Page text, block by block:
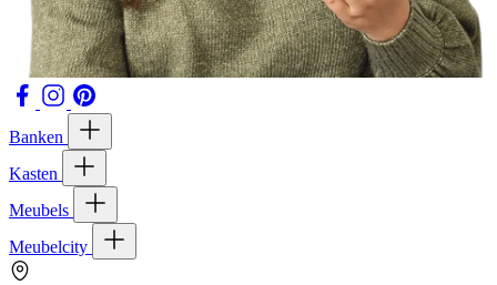
Banken
Kasten
Meubels
Meubelcity